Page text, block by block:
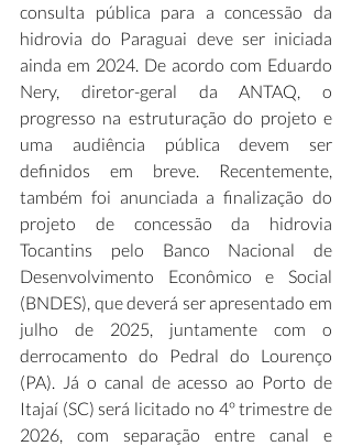
consulta pública para a concessão da
hidrovia do Paraguai deve ser iniciada
ainda em 2024. De acordo com Eduardo
Nery, diretor-geral da ANTAQ, o
progresso na estruturação do projeto e
uma audiência pública devem ser
definidos em breve. Recentemente,
também foi anunciada a finalização do
projeto de concessão da hidrovia
Tocantins pelo Banco Nacional de
Desenvolvimento Econômico e Social
(BNDES), que deverá ser apresentado em
julho de 2025, juntamente com o
derrocamento do Pedral do Lourenço
(PA). Já o canal de acesso ao Porto de
Itajaí (SC) será licitado no 4º trimestre de
2026, com separação entre canal e